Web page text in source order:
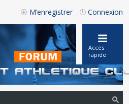
Connexion
M’enregistrer
Accès
rapide